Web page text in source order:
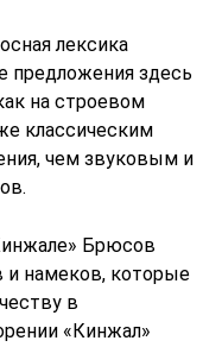
лексика
предложения здесь
на строевом
классическим
чем звуковым и
Брюсов
и намеков, которые
в
«Кинжал»